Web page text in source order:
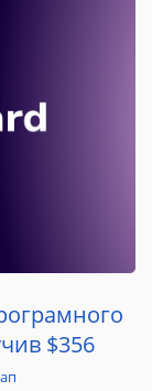
$356